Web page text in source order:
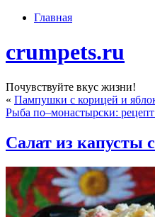
Главная
crumpets.ru
Почувствуйте вкус жизни!
« Пампушки с корицей и
Рыба по–монастырски: рецепт
Салат из капусты